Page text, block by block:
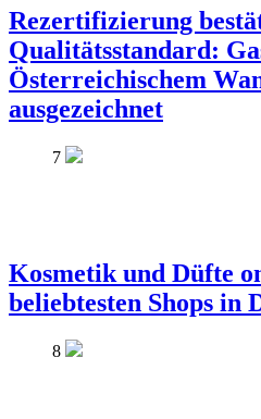
Rezertifizierung
Qualitätsstandard:
Österreichischem
ausgezeichnet
7
Kosmetik und Düfte
beliebtesten Shops in
8